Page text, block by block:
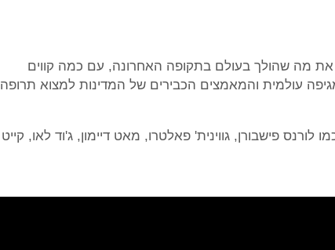
לתאר לכם את מה שהולך בעולם בתקופה האחרונה, עם כמה קווים
עולמית והמאמצים הכבירים של המדינות למצוא תרופה
פישבורן, גווינית' פאלטרו, מאט דיימון, ג'וד לאו, קייט